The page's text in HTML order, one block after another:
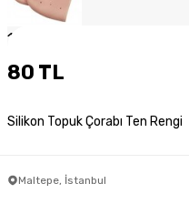
1
80 TL
Silikon Topuk Çorabı Ten Rengi
Maltepe, İstanbul